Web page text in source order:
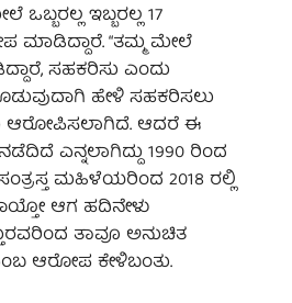
ಇಬ್ಬರಲ್ಲ 17
“ತಮ್ಮ ಮೇಲೆ
ಸಹಕರಿಸು ಎಂದು
ಹೇಳಿ ಸಹಕರಿಸಲು
ಆರೋಪಿಸಲಾಗಿದೆ. ಆದರೆ ಈ
ಎನ್ನಲಾಗಿದ್ದು 1990 ರಿಂದ
ಮಹಿಳೆಯರಿಂದ 2018 ರಲ್ಲಿ
ಆಗ ಹದಿನೇಳು
ತಾವೂ ಅನುಚಿತ
ಆರೋಪ ಕೇಳಿಬಂತು.